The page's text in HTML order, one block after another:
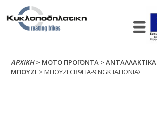
ΑΡΧΙΚΉ> ΜΟΤΟ ΠΡΟΪΟΝΤΑ >ΑΝΤΑΛΛΑΚΤΙΚΑ
ΜΠΟΥΖΙ > ΜΠΟΥΖΙ CR9ΕΙΑ-9 ΝGΚ ΙΑΠΩΝΙΑΣ